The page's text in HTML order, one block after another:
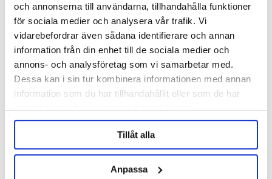
och annonserna till användarna, tillhandahålla funktioner
för sociala medier och analysera vår trafik. Vi
vidarebefordrar även sådana identifierare och annan
information från din enhet till de sociala medier och
annons- och analysföretag som vi samarbetar med.
Dessa kan i sin tur kombinera informationen med annan
information som du har tillhandahållit eller som de har
samlat in när du har använt deras tjänster.
Tillåt alla
Anpassa
WHC Lab
Hornindal 11 g
65 kr